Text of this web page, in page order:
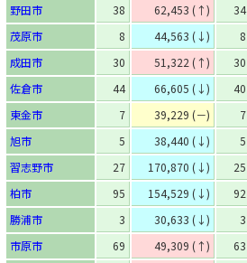
野田市
38 62,453 (↑) 34
茂原市
8 44,563 (↓) 8
成田市
30 51,322 (↑) 30
佐倉市
44 66,605 (↓) 40
東金市
7 39,229 (－) 7
旭市
5 38,440 (↓) 5
習志野市
27 170,870 (↓) 25
柏市
95 154,529 (↓) 92
勝浦市
3 30,633 (↓) 3
市原市
69 49,309 (↑) 63